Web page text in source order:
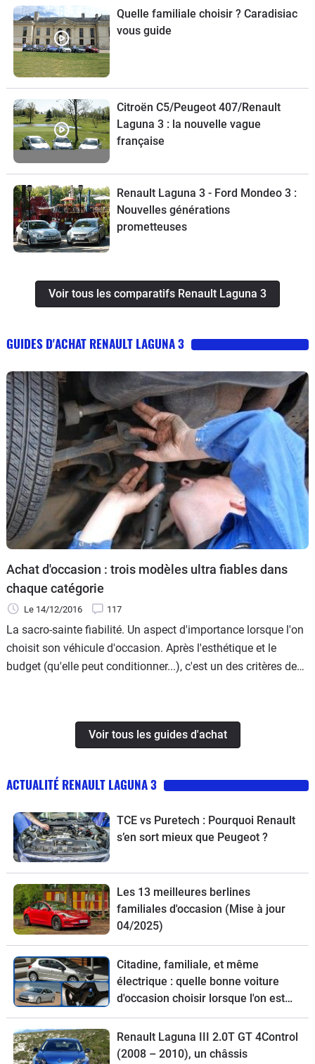
Quelle familiale choisir ? Caradisiac
vous guide
Citroën C5/Peugeot 407/Renault
Laguna 3 : la nouvelle vague
française
Renault Laguna 3 - Ford Mondeo 3 :
Nouvelles générations
prometteuses
Voir tous les comparatifs Renault Laguna 3
GUIDES D'ACHAT RENAULT LAGUNA 3
Achat d'occasion : trois modèles ultra fiables dans
chaque catégorie
Le 14/12/2016 117
La sacro-sainte fiabilité. Un aspect d'importance lorsque l'on
choisit son véhicule d'occasion. Après l'esthétique et le
budget (qu'elle peut conditionner...), c'est un des critères de
catégorie importante du marché.
Voir tous les guides d'achat
ACTUALITÉ RENAULT LAGUNA 3
TCE vs Puretech : Pourquoi Renault
s’en sort mieux que Peugeot ?
Les 13 meilleures berlines
familiales d'occasion (Mise à jour
04/2025)
Citadine, familiale, et même
électrique : quelle bonne voiture
d'occasion choisir lorsque l'on est
étudiant ?
Renault Laguna III 2.0T GT 4Control
(2008 – 2010), un châssis